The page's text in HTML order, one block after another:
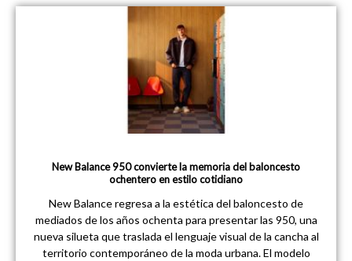
New Balance 950 convierte la memoria del baloncesto
ochentero en estilo cotidiano
New Balance regresa a la estética del baloncesto de
mediados de los años ochenta para presentar las 950, una
nueva silueta que traslada el lenguaje visual de la cancha al
territorio contemporáneo de la moda urbana. El modelo